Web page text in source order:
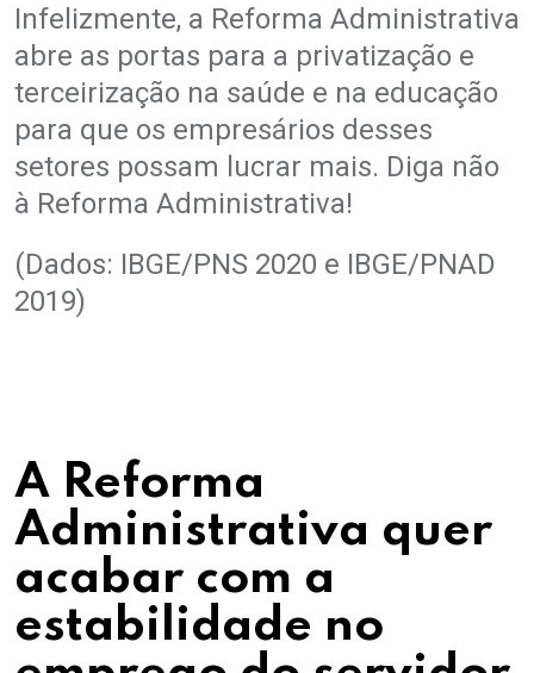
Infelizmente, a Reforma Administrativa
abre as portas para a privatização e
terceirização na saúde e na educação
para que os empresários desses
setores possam lucrar mais. Diga não
à Reforma Administrativa!
(Dados: IBGE/PNS 2020 e IBGE/PNAD
2019)
A Reforma
Administrativa quer
acabar com a
estabilidade no